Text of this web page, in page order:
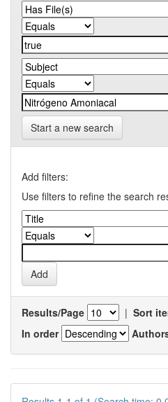
Start a new search
Add filters:
Use filters to refine the search
Results/Page | Sort
In order